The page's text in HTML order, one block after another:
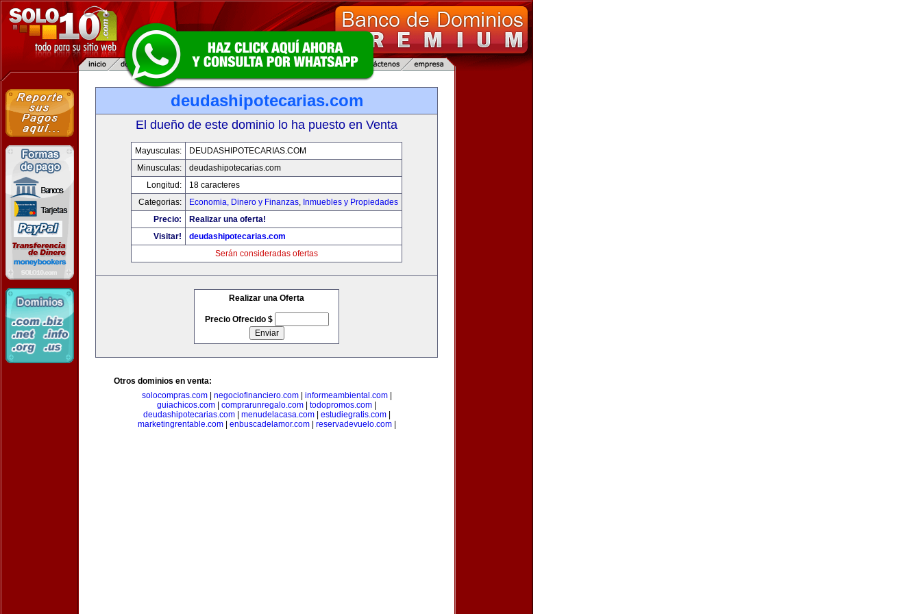
deudashipotecarias.com
El dueño de este dominio lo ha puesto en Venta
Mayusculas:
DEUDASHIPOTECARIAS.COM
Minusculas:
deudashipotecarias.com
Longitud:
18 caracteres
Categorias:
Economia, Dinero y Finanzas, Inmuebles y Propiedades
Precio:
Realizar una oferta!
Visitar!
deudashipotecarias.com
Serán consideradas ofertas
Realizar una Oferta
Precio Ofrecido $
Otros dominios en venta:
solocompras.com| negociofinanciero.com| informeambiental.com|
guiachicos.com
comprarunregalo.com todopromos.com
deudashipotecarias.com| menudelacasa.com| estudiegratis.com|
marketingrentable.com| enbuscadelamor.com| reservadevuelo.com|